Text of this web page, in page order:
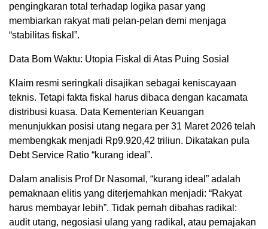
pengingkaran total terhadap logika pasar yang
membiarkan rakyat mati pelan-pelan demi menjaga
“stabilitas fiskal”.
Data Bom Waktu: Utopia Fiskal di Atas Puing Sosial
Klaim resmi seringkali disajikan sebagai keniscayaan
teknis. Tetapi fakta fiskal harus dibaca dengan kacamata
distribusi kuasa. Data Kementerian Keuangan
menunjukkan posisi utang negara per 31 Maret 2026 telah
membengkak menjadi Rp9.920,42 triliun. Dikatakan pula
Debt Service Ratio “kurang ideal”.
Dalam analisis Prof Dr Nasomal, “kurang ideal” adalah
pemaknaan elitis yang diterjemahkan menjadi: “Rakyat
harus membayar lebih”. Tidak pernah dibahas radikal:
audit utang, negosiasi ulang yang radikal, atau pemajakan